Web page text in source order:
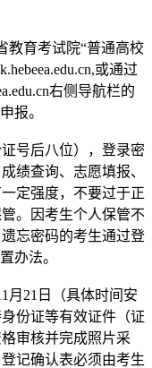
教育考试院“普通高校
或通过
右侧导航栏的
报。
号后八位），登录密
绩查询、志愿填报、
定强度，不要过于正
。因考生个人保管不
忘密码的考生通过登
办法。
月21日（具体时间安
份证等有效证件（证
审核并完成照片采
记确认表必须由考生